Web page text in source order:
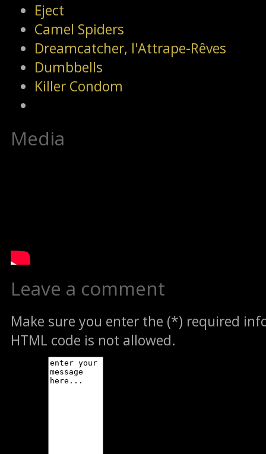
Eject
Camel Spiders
Dreamcatcher, l'Attrape-Rêves
Dumbbells
Killer Condom
Media
Leave a comment
Make sure you enter the (*) required
HTML code is not allowed.